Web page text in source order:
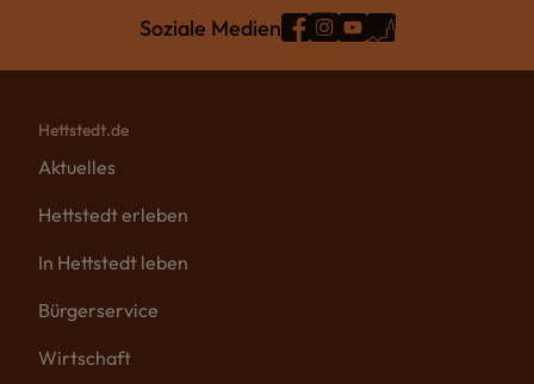
Soziale Medien
Hettstedt.de
Aktuelles
Hettstedt erleben
In Hettstedt leben
Bürgerservice
Wirtschaft